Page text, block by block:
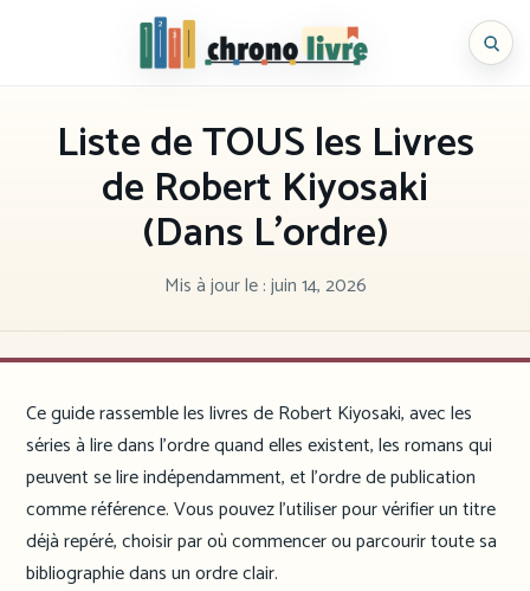
Chronolivre
Liste de TOUS les Livres
de Robert Kiyosaki
(Dans L’ordre)
Mis à jour le :juin 14, 2026
Ce guide rassemble les livres de Robert Kiyosaki, avec les
séries à lire dans l’ordre quand elles existent, les romans qui
peuvent se lire indépendamment, et l’ordre de publication
comme référence. Vous pouvez l’utiliser pour vérifier un titre
déjà repéré, choisir par où commencer ou parcourir toute sa
bibliographie dans un ordre clair.